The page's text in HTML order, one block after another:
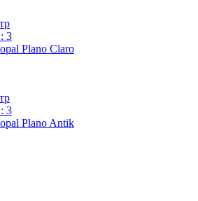
3
Plano Claro
3
Plano Antik